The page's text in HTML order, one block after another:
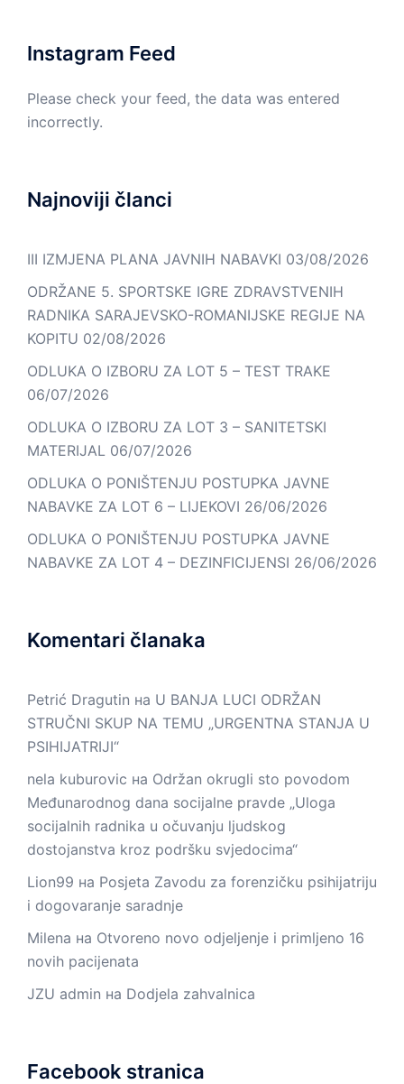
Instagram Feed
Please check your feed, the data was entered
incorrectly.
Najnoviji članci
III IZMJENA PLANA JAVNIH NABAVKI 03/08/2026
ODRŽANE 5. SPORTSKE IGRE ZDRAVSTVENIH
RADNIKA SARAJEVSKO-ROMANIJSKE REGIJE NA
KOPITU 02/08/2026
ODLUKA O IZBORU ZA LOT 5 – TEST TRAKE
06/07/2026
ODLUKA O IZBORU ZA LOT 3 – SANITETSKI
MATERIJAL 06/07/2026
ODLUKA O PONIŠTENJU POSTUPKA JAVNE
NABAVKE ZA LOT 6 – LIJEKOVI 26/06/2026
ODLUKA O PONIŠTENJU POSTUPKA JAVNE
NABAVKE ZA LOT 4 – DEZINFICIJENSI 26/06/2026
Komentari članaka
Petrić Dragutin на U BANJA LUCI ODRŽAN
STRUČNI SKUP NA TEMU „URGENTNA STANJA U
PSIHIJATRIJI“
nela kuburovic на Održan okrugli sto povodom
Međunarodnog dana socijalne pravde „Uloga
socijalnih radnika u očuvanju ljudskog
dostojanstva kroz podršku svjedocima“
Lion99 на Posjeta Zavodu za forenzičku psihijatriju
i dogovaranje saradnje
Milena на Otvoreno novo odjeljenje i primljeno 16
novih pacijenata
JZU admin на Dodjela zahvalnica
Facebook stranica